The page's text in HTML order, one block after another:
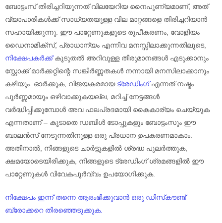
ബോട്ടംസ് തിരിച്ചറിയുന്നത് വിലയേറിയ നൈപുണ്യമാണ്, അത്
വ്യാപാരികൾക്ക് സാധ്യതയുള്ള വില മാറ്റങ്ങളെ തിരിച്ചറിയാൻ
സഹായിക്കുന്നു. ഈ പാറ്റേണുകളുടെ രൂപീകരണം, വോളിയം
ഡൈനാമിക്സ്, പ്രാധാന്യം എന്നിവ മനസ്സിലാക്കുന്നതിലൂടെ,
നിക്ഷേപകർക്ക്കൂടുതൽ അറിവുള്ള തീരുമാനങ്ങൾ എടുക്കാനും
സ്റ്റോക്ക് മാർക്കറ്റിന്റെ സങ്കീർണ്ണതകൾ നന്നായി മനസിലാക്കാനും
കഴിയും. ഓർക്കുക, വിജയകരമായ ട്രേഡിംഗ്എന്നത് നഷ്ടം
പൂർണ്ണമായും ഒഴിവാക്കുകയല്ല, മറിച്ച് നേട്ടങ്ങൾ
വർദ്ധിപ്പിക്കുമ്പോൾ അവ ഫലപ്രദമായി കൈകാര്യം ചെയ്യുക
എന്നതാണ് – കൂടാതെ ഡബിൾ ടോപ്പുകളും ബോട്ടംസും ഈ
ബാലൻസ് നേടുന്നതിനുള്ള ഒരു പ്രധാന ഉപകരണമാകാം.
അതിനാൽ, നിങ്ങളുടെ ചാർട്ടുകളിൽ ശ്രദ്ധ പുലർത്തുക,
ക്ഷമയോടെയിരിക്കുക, നിങ്ങളുടെ ട്രേഡിംഗ് ശ്രമങ്ങളിൽ ഈ
പാറ്റേണുകൾ വിവേകപൂർവ്വം ഉപയോഗിക്കുക.
നിക്ഷേപം ഇന്ന് തന്നെ ആരംഭിക്കുവാൻ ഒരു ഡിസ്‌കൗണ്ട്
ബ്രോക്കറെ തിരഞ്ഞെടുക്കുക.